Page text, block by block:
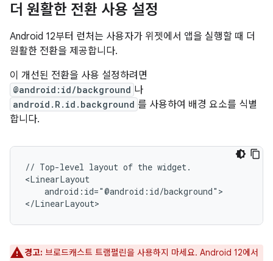
더 원활한 전환 사용 설정
Android 12부터 런처는 사용자가 위젯에서 앱을 실행할 때 더
원활한 전환을 제공합니다.
이 개선된 전환을 사용 설정하려면
@android:id/background 나
android.R.id.background 를 사용하여 배경 요소를 식별
합니다.
// Top-level layout of the widget.
android:id="@android:id/background">
경고: 브로드캐스트 트램펄린을 사용하지 마세요. Android 12에서